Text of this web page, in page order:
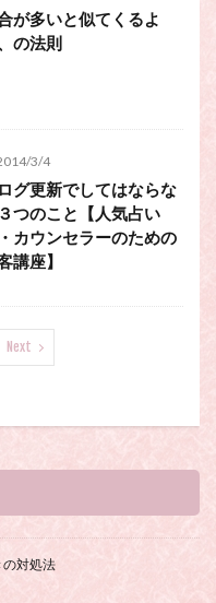
が多いと似てくるよ
の法則
3/4
グ更新でしてはならな
つのこと【人気占い
カウンセラーのための
講座】
Next
対処法